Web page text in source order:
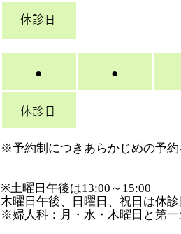
休診日
● ●
休診日
※予約制につきあらかじめの予
※土曜日午後は13:00～15:00
木曜日午後、日曜日、祝日は休
※婦人科：月・水・木曜日と第一